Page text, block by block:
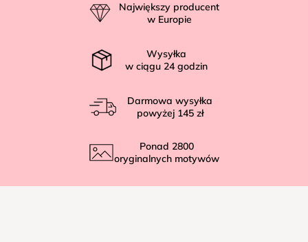
Największy producent
w Europie
Wysyłka
w ciągu 24 godzin
Darmowa wysyłka
powyżej 145 zł
Ponad 2800
oryginalnych motywów